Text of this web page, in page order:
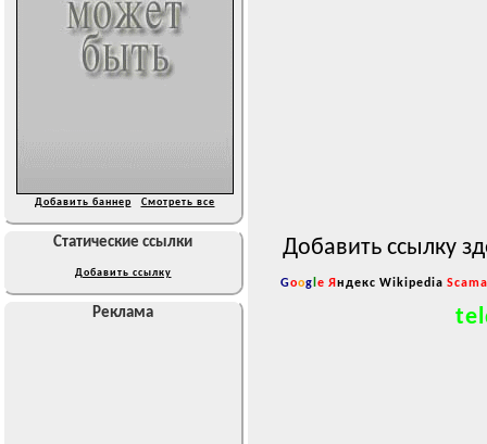
Добавить баннер Смотреть все
Статические ссылки
Добавить ссылку
Реклама
Добавить ссылку
Goog e Я ндекс Wikipedia